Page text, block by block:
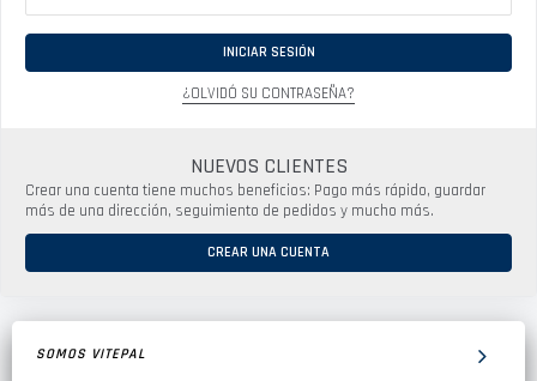
INICIAR SESIÓN
¿OLVIDÓ SU CONTRASEÑA?
NUEVOS CLIENTES
Crear una cuenta tiene muchos beneficios: Pago más rápido, guardar
más de una dirección, seguimiento de pedidos y mucho más.
CREAR UNA CUENTA
SOMOS VITEPAL